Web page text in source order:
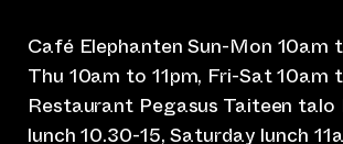
Café Elephanten Sun-Mon 10am
Thu 10am to 11pm, Fri-Sat 10am
Restaurant Pegasus Taiteen talo
lunch 10.30-15, Saturday lunch